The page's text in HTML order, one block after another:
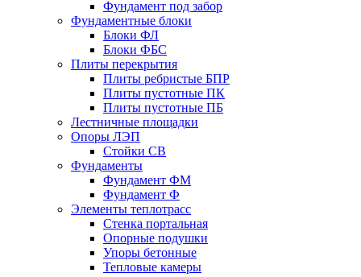
Фyндамент под забор
Фундаментные блоки
Блоки ФЛ
Блоки ФБС
Плиты перекрытия
Плиты ребристые БПР
Плиты пустотные ПК
Плиты пустотные ПБ
Лестничные площадки
Опоры ЛЭП
Стойки СВ
Фундаменты
Фyндамент ФМ
Фyндамент Ф
Элементы теплотрасс
Стенка портальная
Опорные подушки
Упоры бетонные
Тепловые камеры